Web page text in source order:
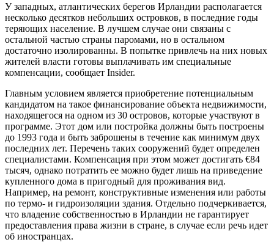
У западных, атлантических берегов Ирландии располагается
несколько десятков небольших островков, в последние годы
теряющих население. В лучшем случае они связаны с
остальной частью страны паромами, но в остальном
достаточно изолированны. В попытке привлечь на них новых
жителей власти готовы выплачивать им специальные
компенсации, сообщает Insider.
Главным условием является приобретение потенциальным
кандидатом на такое финансирование объекта недвижимости,
находящегося на одном из 30 островов, которые участвуют в
программе. Этот дом или постройка должны быть построены
до 1993 года и быть заброшены в течение как минимум двух
последних лет. Перечень таких сооружений будет определен
специалистами. Компенсация при этом может достигать €84
тысяч, однако потратить ее можно будет лишь на приведение
купленного дома в пригодный для проживания вид.
Например, на ремонт, конструктивные изменения или работы
по термо- и гидроизоляции здания. Отдельно подчеркивается,
что владение собственностью в Ирландии не гарантирует
предоставления права жизни в стране, в случае если речь идет
об иностранцах.